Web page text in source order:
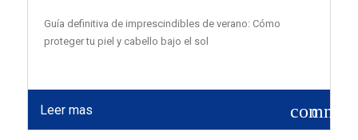
Guía definitiva de imprescindibles de verano: Cómo
proteger tu piel y cabello bajo el sol
Leer mas 0